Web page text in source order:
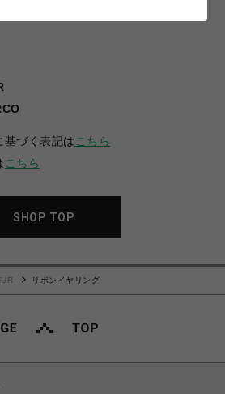
基づく表記は こちら
こちら
SHOP TOP
リボンイヤリング